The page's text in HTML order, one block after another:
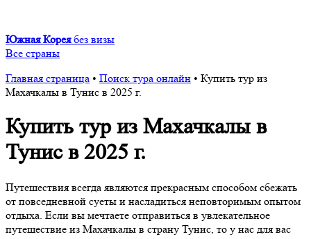
Южная Корея без визы
Все страны
Главная страница • Поиск тура онлайн • Купить тур из
Махачкалы в Тунис в 2025 г.
Купить тур из Махачкалы в
Тунис в 2025 г.
Путешествия всегда являются прекрасным способом сбежать
от повседневной суеты и насладиться неповторимым опытом
отдыха. Если вы мечтаете отправиться в увлекательное
путешествие из Махачкалы в страну Тунис, то у нас для вас